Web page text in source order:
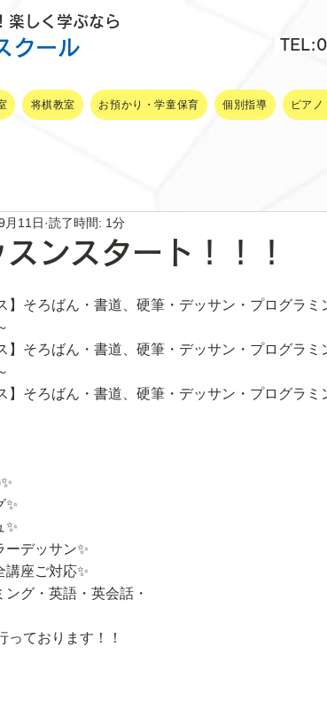
楽しく学ぶなら
クール
将棋教室 お預かり・学童保育 個別指導 ピア
ンスタート！！！
月11日 読了時間: 1分
】そろばん・書道、硬筆・デッサン・プログラミ
】そろばん・書道、硬筆・デッサン・プログラミ
】そろばん・書道、硬筆・デッサン・プログラミ
✨
✨
ーデッサン✨
講座ご対応✨
グ・英語・英会話・
っております！！